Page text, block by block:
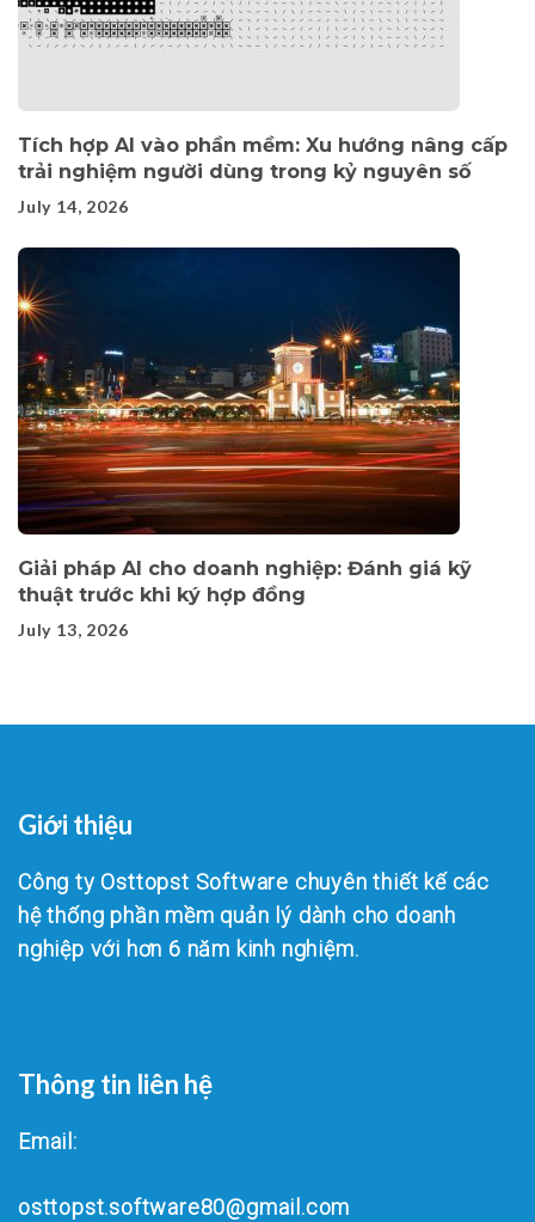
Tích hợp AI vào phần mềm: Xu hướng nâng cấp
trải nghiệm người dùng trong kỷ nguyên số
July 14, 2026
Giải pháp AI cho doanh nghiệp: Đánh giá kỹ
thuật trước khi ký hợp đồng
July 13, 2026
Giới thiệu
Công ty Osttopst Software chuyên thiết kế các
hệ thống phần mềm quản lý dành cho doanh
nghiệp với hơn 6 năm kinh nghiệm.
Thông tin liên hệ
Email:
osttopst.software80@gmail.com